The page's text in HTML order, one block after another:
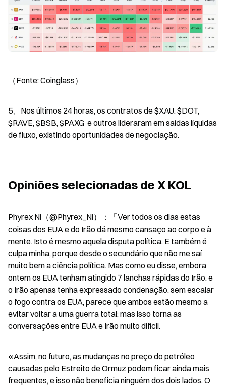
（Fonte: Coinglass）
5、Nos últimos 24 horas, os contratos de $XAU, $DOT,
$RAVE, $BSB, $PAXG  e outros lideraram em saídas líquidas
de fluxo, existindo oportunidades de negociação.
Opiniões selecionadas de X KOL
Phyrex Ni（@Phyrex_Ni）：「Ver todos os dias estas
coisas dos EUA e do Irão dá mesmo cansaço ao corpo e à
mente. Isto é mesmo aquela disputa política. E também é
culpa minha, porque desde o secundário que não me saí
muito bem a ciência política. Mas como eu disse, embora
ontem os EUA tenham atingido 7 lanchas rápidas do Irão, e
o Irão apenas tenha expressado condenação, sem escalar
o fogo contra os EUA, parece que ambos estão mesmo a
evitar voltar a uma guerra total; mas isso torna as
conversações entre EUA e Irão muito difícil.
«Assim, no futuro, as mudanças no preço do petróleo
causadas pelo Estreito de Ormuz podem ficar ainda mais
frequentes, e isso não beneficia ninguém dos dois lados. O